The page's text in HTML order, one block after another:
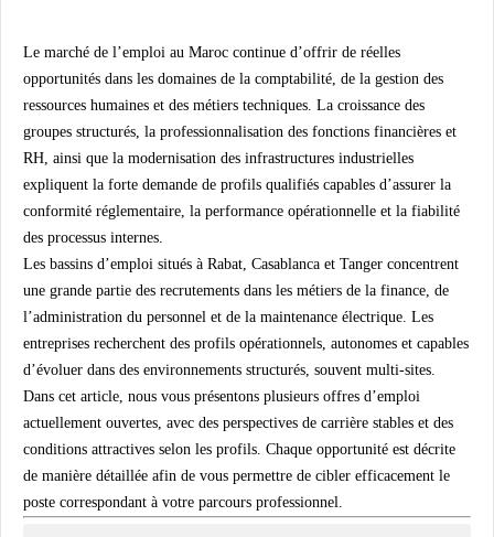
Le marché de l’emploi au Maroc continue d’offrir de réelles
opportunités dans les domaines de la comptabilité, de la gestion des
ressources humaines et des métiers techniques. La croissance des
groupes structurés, la professionnalisation des fonctions financières et
RH, ainsi que la modernisation des infrastructures industrielles
expliquent la forte demande de profils qualifiés capables d’assurer la
conformité réglementaire, la performance opérationnelle et la fiabilité
des processus internes.
Les bassins d’emploi situés à Rabat Casablanca et Tanger concentrent
une grande partie des recrutements dans les métiers de la finance, de
l’administration du personnel et de la maintenance électrique. Les
entreprises recherchent des profils opérationnels, autonomes et capables
d’évoluer dans des environnements structurés, souvent multi-sites.
Dans cet article, nous vous présentons plusieurs offres d’emploi
actuellement ouvertes, avec des perspectives de carrière stables et des
conditions attractives selon les profils. Chaque opportunité est décrite
de manière détaillée afin de vous permettre de cibler efficacement le
poste correspondant à votre parcours professionnel.